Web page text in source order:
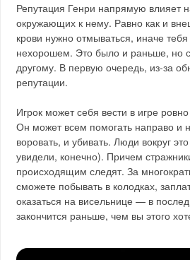
Репутация Генри напрямую влияет
окружающих к нему. Равно как и
крови нужно отмываться, иначе
нехорошем. Это было и раньше, но
другому. В первую очередь, из-за
репутации.
Игрок может себя вести в игре
Он может всем помогать направо и
воровать, и убивать. Люди вокруг
увидели, конечно). Причем
происходящим следят. За
сможете побывать в колодках,
оказаться на висельнице — в
закончится раньше, чем вы этого